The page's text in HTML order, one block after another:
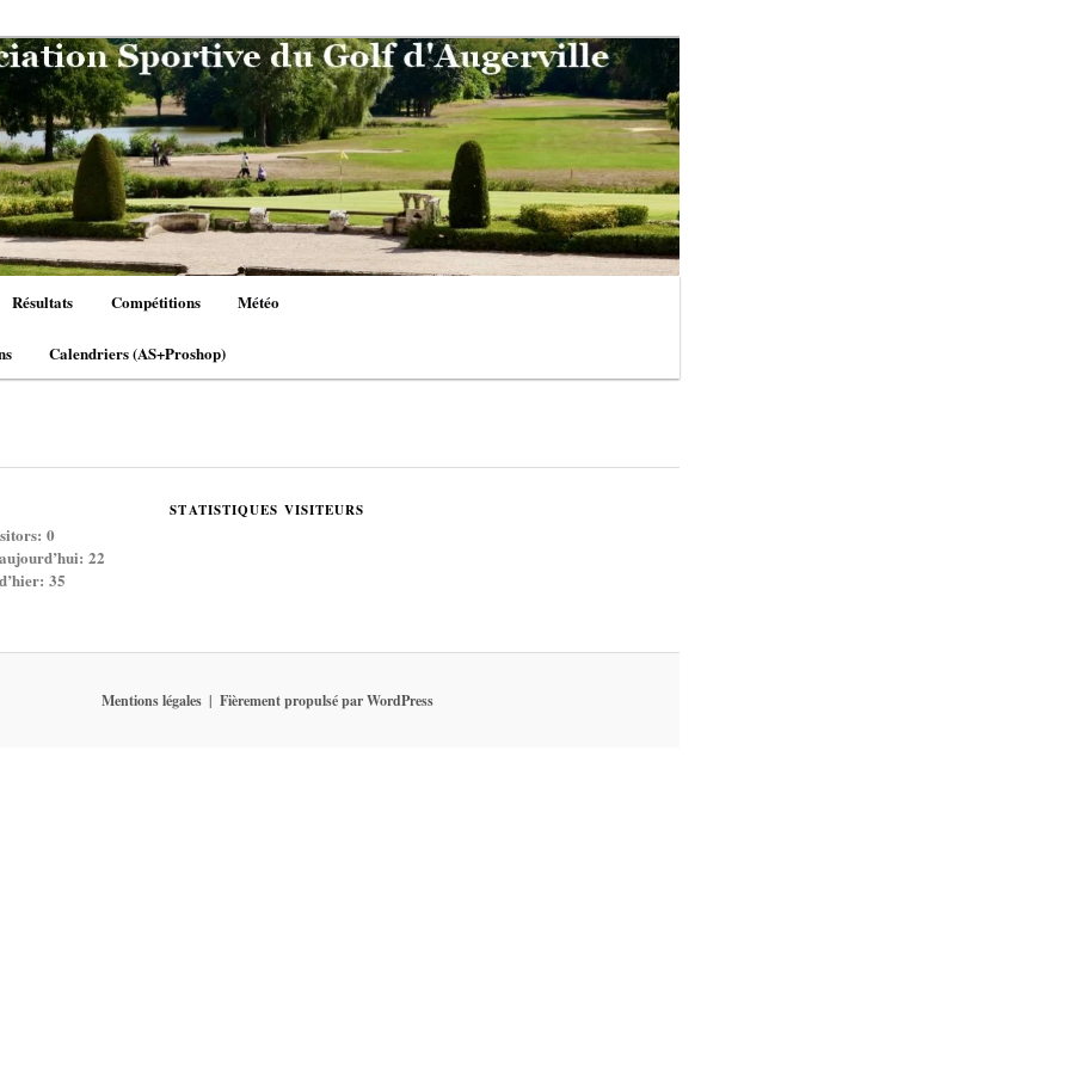
Résultats Compétitions Météo
Calendriers (AS+Proshop)
STATISTIQUES VISITEURS
0
22
35
Mentions légales Fièrement propulsé par WordPress